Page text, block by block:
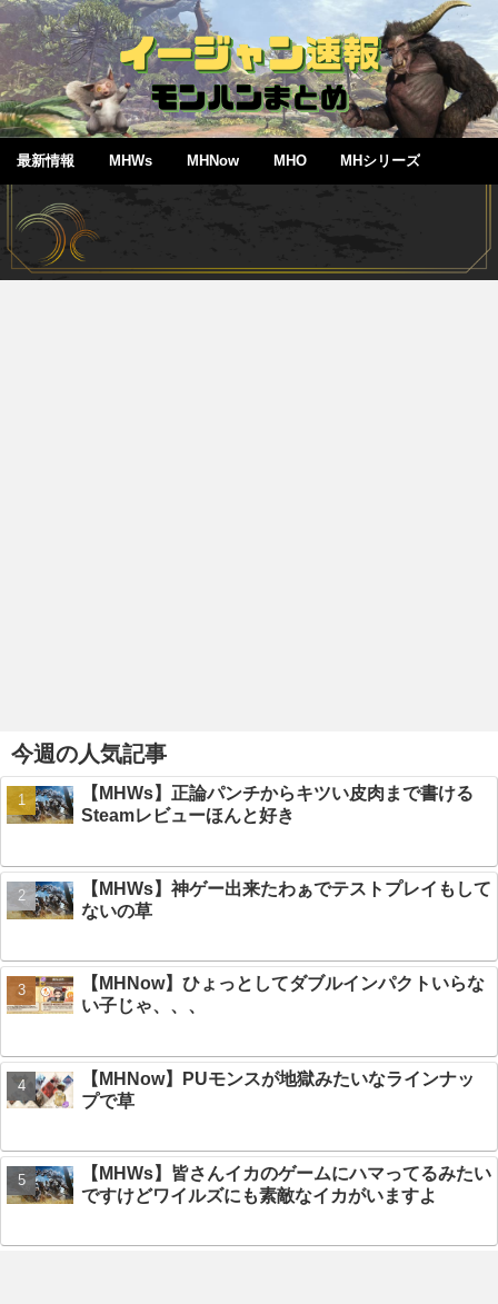
最新情報 MHWs MHNow MHO MHシリーズ
今週の人気記事
【MHWs】正論パンチからキツい皮肉まで書ける
Steamレビューほんと好き
【MHWs】神ゲー出来たわぁでテストプレイもして
ないの草
【MHNow】ひょっとしてダブルインパクトいらな
い子じゃ、、、
【MHNow】PUモンスが地獄みたいなラインナッ
プで草
【MHWs】皆さんイカのゲームにハマってるみたい
ですけどワイルズにも素敵なイカがいますよ